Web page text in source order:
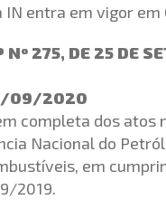
IN entra em vigor
Nº 275, DE 25 DE
09/2020
completa dos atos
Nacional do
em
2019.